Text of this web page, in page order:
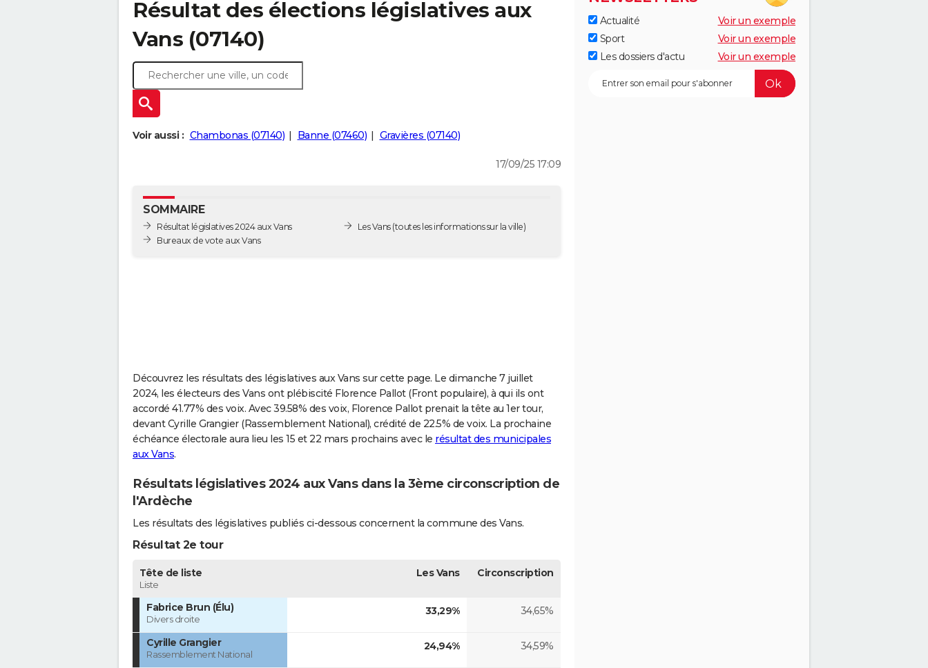
Résultat des élections législatives aux
Vans (07140)
Voir aussi : Chambonas (07140) Banne (07460) Gravières (07140)
17/09/25 17:09
SOMMAIRE
Résultat législatives 2024 aux Vans
Bureaux de vote aux Vans
Les Vans(toutes les informations sur la ville)
Découvrez les résultats des législatives aux Vans sur cette page. Le dimanche 7 juillet
2024, les électeurs des Vans ont plébiscité Florence Pallot (Front populaire), à qui ils ont
accordé 41.77% des voix. Avec 39.58% des voix, Florence Pallot prenait la tête au 1er tour,
devant Cyrille Grangier (Rassemblement National), crédité de 22.5% de voix. La prochaine
échéance électorale aura lieu les 15 et 22 mars prochains avec le résultat des municipales
aux Vans.
Résultats législatives 2024 aux Vans dans la 3ème circonscription de
l'Ardèche
Les résultats des législatives publiés ci-dessous concernent la commune des Vans.
Résultat 2e tour
Tête de liste
Liste
Les Vans Circonscription
Fabrice Brun (Élu)
Divers droite
33,29% 34,65%
Cyrille Grangier
Rassemblement National
24,94% 34,59%
Actualité
Voir un exemple
Sport
Voir un exemple
Les dossiers d'actu
Voir un exemple